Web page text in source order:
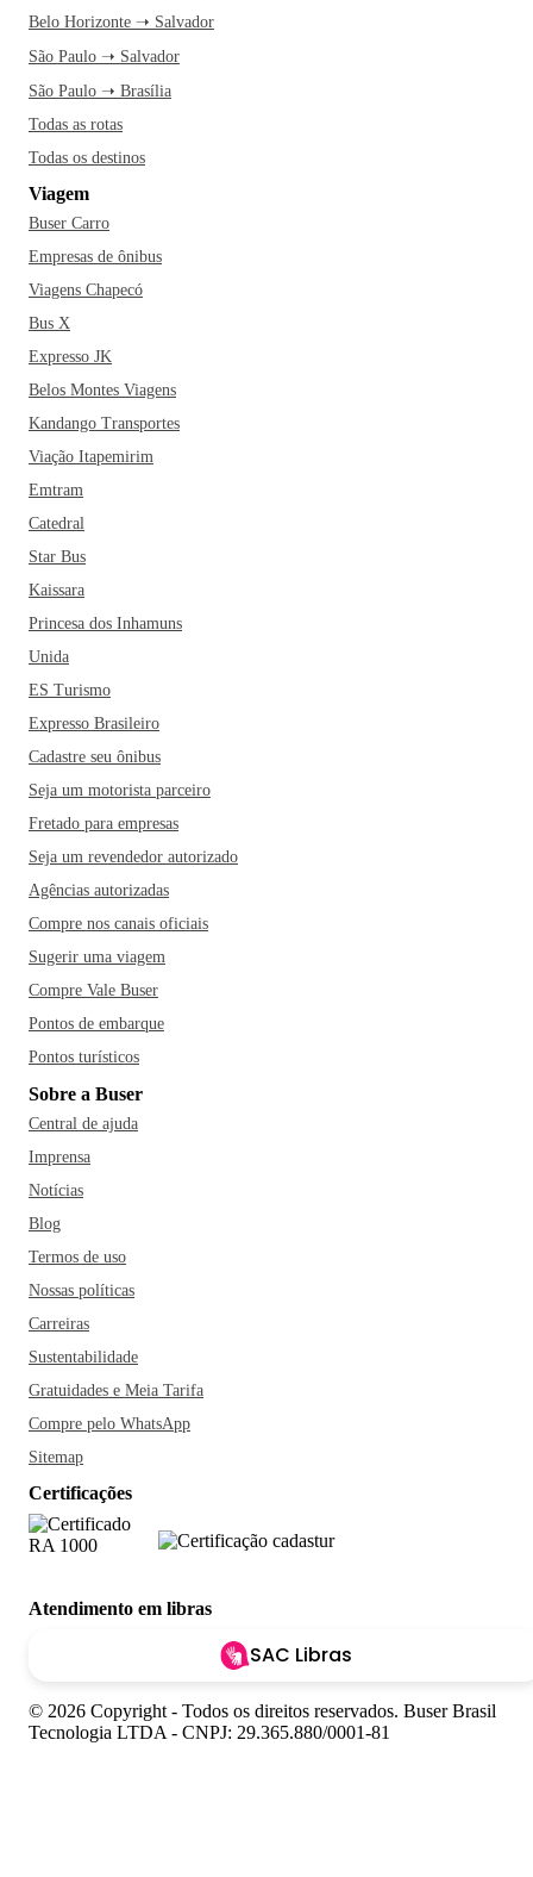
Belo Horizonte ➝ Salvador
São Paulo ➝ Salvador
São Paulo ➝ Brasília
Todas as rotas
Todas os destinos
Viagem
Buser Carro
Empresas de ônibus
Viagens Chapecó
Bus X
Expresso JK
Belos Montes Viagens
Kandango Transportes
Viação Itapemirim
Emtram
Catedral
Star Bus
Kaissara
Princesa dos Inhamuns
Unida
ES Turismo
Expresso Brasileiro
Cadastre seu ônibus
Seja um motorista parceiro
Fretado para empresas
Seja um revendedor autorizado
Agências autorizadas
Compre nos canais oficiais
Sugerir uma viagem
Compre Vale Buser
Pontos de embarque
Pontos turísticos
Sobre a Buser
Central de ajuda
Imprensa
Notícias
Blog
Termos de uso
Nossas políticas
Carreiras
Sustentabilidade
Gratuidades e Meia Tarifa
Compre pelo WhatsApp
Sitemap
Certificações
Atendimento em libras
SAC Libras
© 2026 Copyright - Todos os direitos reservados. Buser Brasil
Tecnologia LTDA - CNPJ: 29.365.880/0001-81